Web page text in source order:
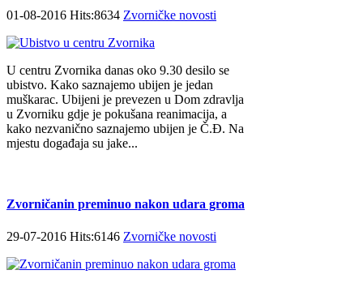
01-08-2016 Hits:8634 Zvorničke novosti
U centru Zvornika danas oko 9.30 desilo se
ubistvo. Kako saznajemo ubijen je jedan
muškarac. Ubijeni je prevezen u Dom zdravlja
u Zvorniku gdje je pokušana reanimacija, a
kako nezvanično saznajemo ubijen je Č.Đ. Na
mjestu događaja su jake...
Zvorničanin preminuo nakon udara groma
29-07-2016 Hits:6146 Zvorničke novosti